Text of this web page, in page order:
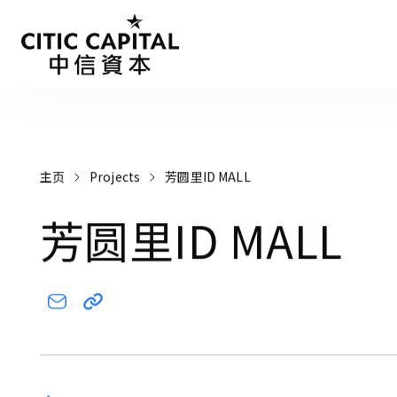
主页 Projects 芳圆里ID MALL
芳圆里ID MALL